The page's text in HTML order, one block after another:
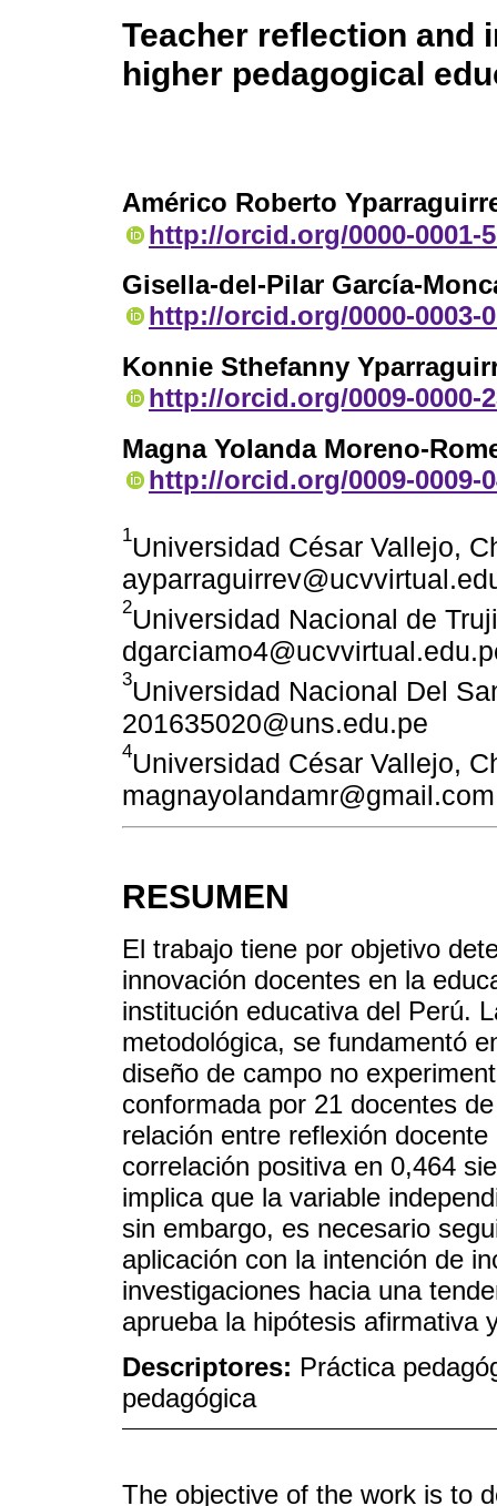
Teacher reflection and
higher pedagogical
Américo Roberto
http://orcid.org/0000-0001-
Gisella-del-Pilar García-
http://orcid.org/0000-0003-
Konnie Sthefanny
http://orcid.org/0009-0000-
Magna Yolanda Moreno-
http://orcid.org/0009-0009-
1Universidad César Vallejo,
2Universidad Nacional de
3Universidad Nacional Del
201635020@uns.edu.pe
4Universidad César Vallejo,
magnayolandamr@gmail.com
RESUMEN
El trabajo tiene por objetivo
innovación docentes en la
institución educativa del Perú.
metodológica, se fundamentó
diseño de campo no
conformada por 21 docentes
relación entre reflexión
correlación positiva en 0,464
implica que la variable
sin embargo, es necesario
aplicación con la intención de
investigaciones hacia una
aprueba la hipótesis afirmativa
Descriptores: Práctica
pedagógica
The objective of the work is to